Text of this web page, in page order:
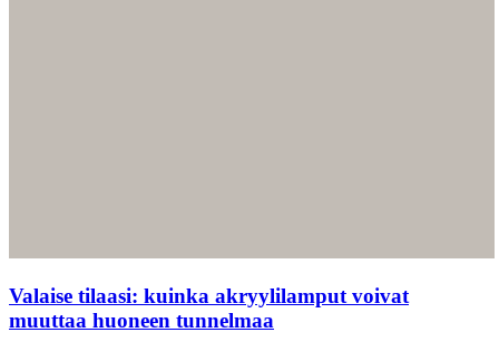
Valaise tilaasi: kuinka akryylilamput voivat
muuttaa huoneen tunnelmaa